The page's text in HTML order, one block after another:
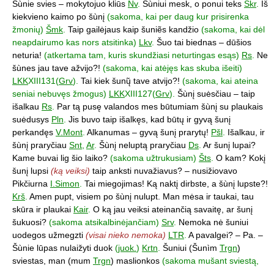
Šùnie svies – mokytojuo kliūs Nv. Šùniui mesk, o ponui teks Skr. Iš
kiekvieno kaimo po šùnį (sakoma, kai per daug kur prisirenka
žmonių) Šmk. Taip gailėjaus kaip šuniẽs kandžio (sakoma, kai dėl
neapdairumo kas nors atsitinka) Lkv. Šuo tai biednas – dūšios
neturia! (atkertama tam, kuris skundžiasi neturtingas esąs) Rs. Ne
šùnes jau tave ažvijo?! (sakoma, kai atėjęs kas skuba išeiti)
LKKXIII131(Grv). Tai kiek šunų̃ tave atvijo?! (sakoma, kai ateina
seniai nebuvęs žmogus) LKKXIII127(Grv). Šùnį suėsčiau – taip
išalkau Rs. Par tą pusę valandos mes būtumiam šùnį su plaukais
suėdusys Pln. Jis buvo taip išalkęs, kad būtų ir gyvą šunį
perkandęs V.Mont. Alkanumas – gyvą šunį prarytų! Pšl. Išalkau, ir
šùnį praryčiau Snt, Ar. Šùnį neluptą praryčiau Ds. Ar šunį lupai?
Kame buvai lig šio laiko? (sakoma užtrukusiam) Šts. O kam? Kokį
šunį lupsi (ką veiksi) taip anksti nuvažiavus? – nusižiovavo
Pikčiurna I.Simon. Tai miegojimas! Ką naktį dirbste, a šùnį lupste?!
Krš. Amen pupt, visiem po šùnį nulupt. Man mėsa ir taukai, tau
skūra ir plaukai Kair. O ką jau veiksi ateinančią savaitę, ar šunį
šukuosi? (sakoma atsikalbinėjančiam) Srv. Nemoka nė šuniui
uodegos užmegzti (visai nieko nemoka) LTR. A pavalgei? – Pa. –
Šùnie lūpas nulaižyti duok (juok.) Krtn. Šuniui (Šunìm Trgn)
sviestas, man (mum Trgn) maslionkos (sakoma mušant sviestą,